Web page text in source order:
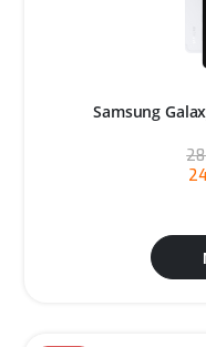
Samsung